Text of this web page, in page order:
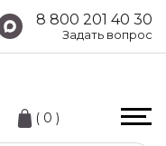
8 800 201 40 30
Задать вопрос
( 0 )